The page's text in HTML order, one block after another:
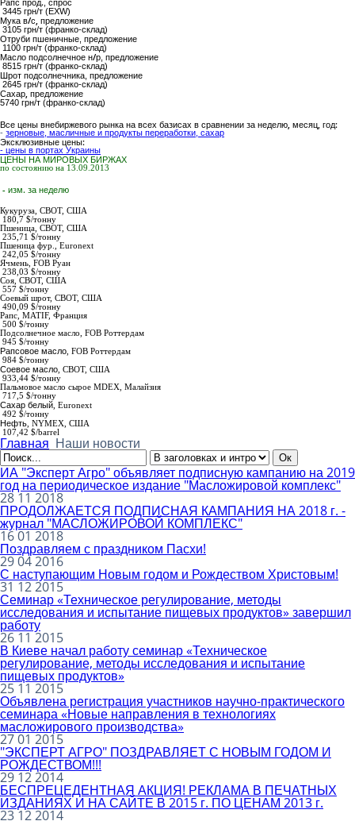
, спрос
3445 грн/т (EXW)
Мука в/с, предложение
3105 грн/т (франко-склад)
Отруби пшеничные , предложение
1100 грн/т (франко-склад)
Масло подсолнечное н/р , предложение
8515 грн/т (франко-склад)
Шрот подсолнечника , предложение
2645 грн/т (франко-склад)
Сахар, предложение
5740 грн/т (франко-склад)
Все цены внебиржевого рынка на всех базисах в сравнении за неделю, месяц, год:
- зерновые, масличные и продукты переработки, сахар
Эксклюзивные цены:
- цены в портах Украины
ЦЕНЫ НА МИРОВЫХ БИРЖАХ
по состоянию на 13.09.2013
- изм. за неделю
Кукуруза, СВОТ, США
180,7 $/тонну
Пшеница, СВОТ, США
235,71 $/тонну
Пшеница фур.,
Euronext
242,05 $/тонну
Ячмень, FOB Руан
238,03 $/тонну
Соя, СВОТ, США
557 $/тонну
Соевый шрот, СВОТ, США
490,09 $/тонну
Рапс , MATIF, Франция
500 $/тонну
Подсолнечное масло FOB Роттердам
945 $/тонну
Рапсовое масло FOB Роттердам
984 $/тонну
Соевое масло СВОТ, США
933,44 $/тонну
Пальмовое масло сырое МDEX , Малайзия
717,5 $/тонну
Сахар белый Euronext
492 $/тонну
Нефть , NYMEX, США
107,42 $/barrel
Главная Наши новости
ИА "Эксперт Агро" объявляет подписную кампанию на 2019
год на периодическое издание "Масложировой комплекс"
28 11 2018
ПРОДОЛЖАЕТСЯ ПОДПИСНАЯ КАМПАНИЯ НА 2018 г. -
журнал "МАСЛОЖИРОВОЙ КОМПЛЕКС"
16 01 2018
Поздравляем с праздником Пасхи!
29 04 2016
С наступающим Новым годом и Рождеством Христовым!
31 12 2015
Семинар «Техническое регулирование, методы
исследования и испытание пищевых продуктов» завершил
работу
26 11 2015
В Киеве начал работу семинар «Техническое
регулирование, методы исследования и испытание
пищевых продуктов»
25 11 2015
Объявлена регистрация участников научно-практического
семинара «Новые направления в технологиях
масложирового производства»
27 01 2015
"ЭКСПЕРТ АГРО" ПОЗДРАВЛЯЕТ С НОВЫМ ГОДОМ И
РОЖДЕСТВОМ!!!
29 12 2014
БЕСПРЕЦЕДЕНТНАЯ АКЦИЯ! РЕКЛАМА В ПЕЧАТНЫХ
ИЗДАНИЯХ И НА САЙТЕ В 2015 г. ПО ЦЕНАМ 2013 г.
23 12 2014